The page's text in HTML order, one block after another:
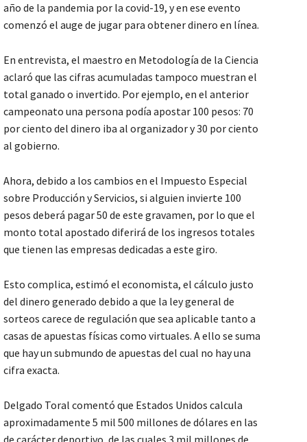
año de la pandemia por la covid-19, y en ese evento
comenzó el auge de jugar para obtener dinero en línea.
En entrevista, el maestro en Metodología de la Ciencia
aclaró que las cifras acumuladas tampoco muestran el
total ganado o invertido. Por ejemplo, en el anterior
campeonato una persona podía apostar 100 pesos: 70
por ciento del dinero iba al organizador y 30 por ciento
al gobierno.
Ahora, debido a los cambios en el Impuesto Especial
sobre Producción y Servicios, si alguien invierte 100
pesos deberá pagar 50 de este gravamen, por lo que el
monto total apostado diferirá de los ingresos totales
que tienen las empresas dedicadas a este giro.
Esto complica, estimó el economista, el cálculo justo
del dinero generado debido a que la ley general de
sorteos carece de regulación que sea aplicable tanto a
casas de apuestas físicas como virtuales. A ello se suma
que hay un submundo de apuestas del cual no hay una
cifra exacta.
Delgado Toral comentó que Estados Unidos calcula
aproximadamente 5 mil 500 millones de dólares en las